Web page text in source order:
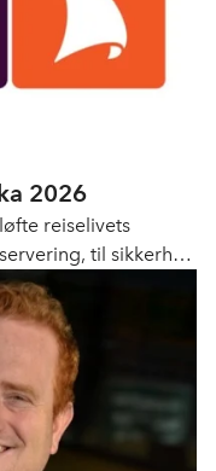
2026
reiselivets
til sikkerhet